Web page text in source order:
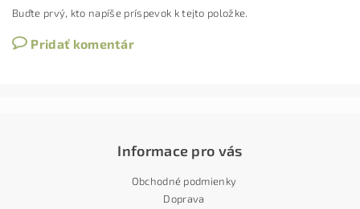
Buďte prvý, kto napíše príspevok k tejto položke.
Pridať komentár
Informace pro vás
Obchodné podmienky
Doprava